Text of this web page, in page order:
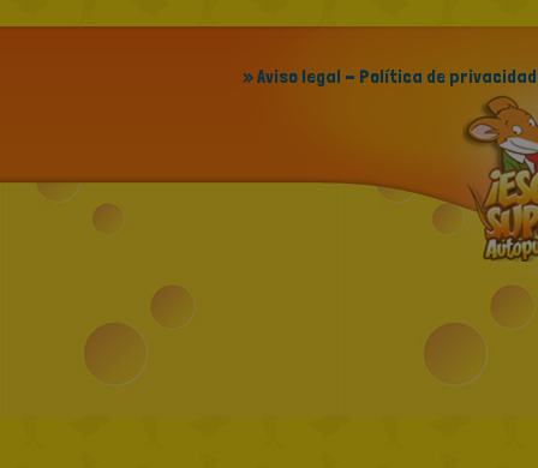
» Aviso legal - Política de privacidad